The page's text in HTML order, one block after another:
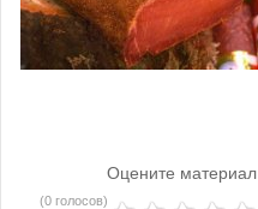
Оцените материал
(0 голосов)